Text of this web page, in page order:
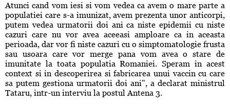
Atunci cand vom iesi si vom vedea ca avem o mare parte a
populatiei care s-a imunizat, avem prezenta unor anticorpi,
putem vedea urmatorii doi ani ca niste epidemii cu niste
cazuri care nu vor avea aceeasi amploare ca in aceasta
perioada, dar vor fi niste cazuri cu o simptomatologie frusta
sau usoara care vor merge pana vom avea o stare de
imunitate la toata populatia Romaniei. Speram in acest
context si in descoperirea si fabricarea unui vaccin cu care
sa putem gestiona urmatorii doi ani", a declarat ministrul
Tataru, intr-un interviu la postul Antena 3.